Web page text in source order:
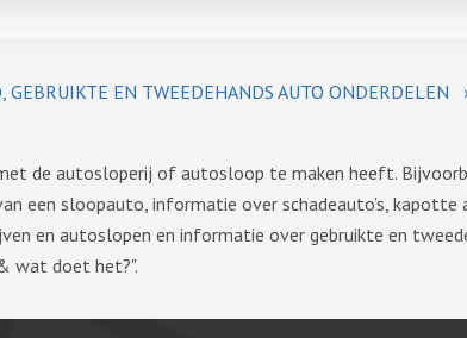
GEBRUIKTE EN TWEEDEHANDS AUTO ONDERDELEN
de autosloperij of autosloop te maken heeft.
sloopauto, informatie over schadeauto’s, kapotte
en autoslopen en informatie over gebruikte en
wat doet het?".